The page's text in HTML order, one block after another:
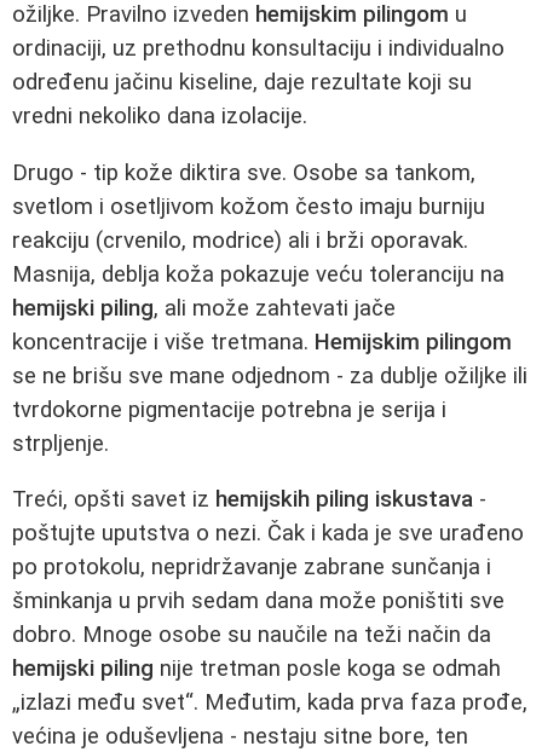
ožiljke. Pravilno izveden hemijskim pilingom u
ordinaciji, uz prethodnu konsultaciju i individualno
određenu jačinu kiseline, daje rezultate koji su
vredni nekoliko dana izolacije.
Drugo - tip kože diktira sve. Osobe sa tankom,
svetlom i osetljivom kožom često imaju burniju
reakciju (crvenilo, modrice) ali i brži oporavak.
Masnija, deblja koža pokazuje veću toleranciju na
hemijski piling, ali može zahtevati jače
koncentracije i više tretmana. Hemijskim pilingom
se ne brišu sve mane odjednom - za dublje ožiljke ili
tvrdokorne pigmentacije potrebna je serija i
strpljenje.
Treći, opšti savet iz hemijskih piling iskustava -
poštujte uputstva o nezi. Čak i kada je sve urađeno
po protokolu, nepridržavanje zabrane sunčanja i
šminkanja u prvih sedam dana može poništiti sve
dobro. Mnoge osobe su naučile na teži način da
hemijski piling nije tretman posle koga se odmah
„izlazi među svet“. Međutim, kada prva faza prođe,
većina je oduševljena - nestaju sitne bore, ten